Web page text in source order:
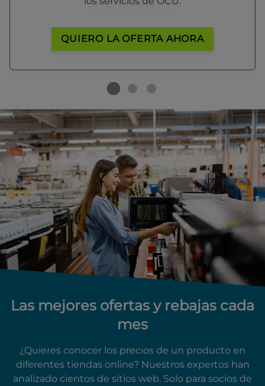
QUIERO LA OFERTA AHORA
Las mejores ofertas y rebajas cada
mes
¿Quieres conocer los precios de un producto en
diferentes tiendas online? Nuestros expertos han
analizado cientos de sitios web. Solo para socios de